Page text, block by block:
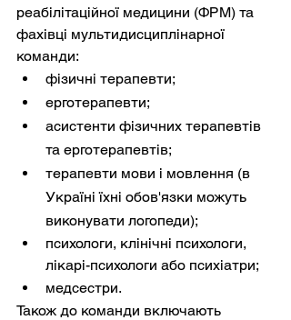
реабілітаційної медицини (ФРМ) та
фахівці мультидисциплінарної
команди:
фізичні терапевти;
ерготерапевти;
асистенти фізичних терапевтів
та ерготерапевтів;
терапевти мови і мовлення (в
Україні їхні обов'язки можуть
виконувати логопеди);
психологи, клінічні психологи,
лікарі-психологи або психіатри;
медсестри.
Також до команди включають